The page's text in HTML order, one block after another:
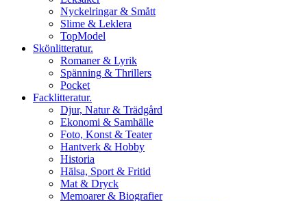
Nyckelringar & Smått
Slime & Leklera
TopModel
Skönlitteratur.
Romaner & Lyrik
Spänning & Thrillers
Pocket
Facklitteratur.
Djur, Natur & Trädgård
Ekonomi & Samhälle
Foto, Konst & Teater
Hantverk & Hobby
Historia
Hälsa, Sport & Fritid
Mat & Dryck
Memoarer & Biografier